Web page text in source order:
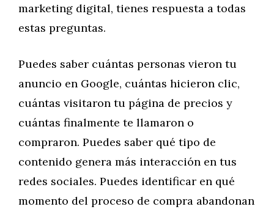
marketing digital, tienes respuesta a todas
estas preguntas.
Puedes saber cuántas personas vieron tu
anuncio en Google, cuántas hicieron clic,
cuántas visitaron tu página de precios y
cuántas finalmente te llamaron o
compraron. Puedes saber qué tipo de
contenido genera más interacción en tus
redes sociales. Puedes identificar en qué
momento del proceso de compra abandonan